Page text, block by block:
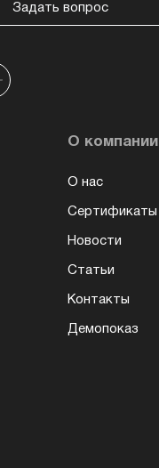
Задать вопрос
О компании
О нас
Сертификаты
Новости
Статьи
Контакты
Демопоказ